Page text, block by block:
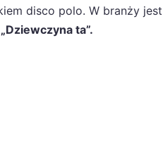
disco polo. W branży
ta”.